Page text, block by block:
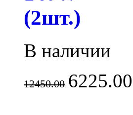
(2шт.)
В наличии
12450.00 6225.00